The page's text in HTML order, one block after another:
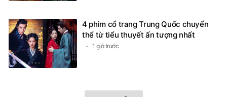
4 phim cổ trang Trung Quốc chuyển
thể từ tiểu thuyết ấn tượng nhất
1 giờ trước